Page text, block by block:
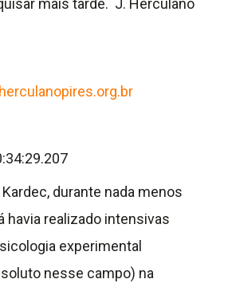
mais tarde. J. Herculano
durante nada menos
havia realizado intensivas
experimental
nesse campo) na